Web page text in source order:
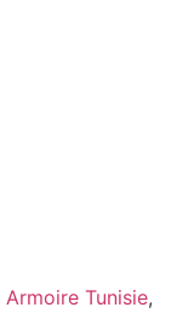
Armoire Tunisie,